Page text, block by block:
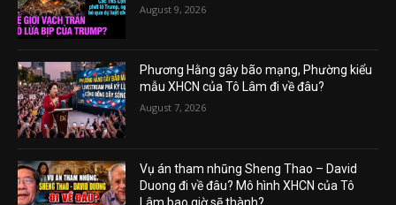
August 9, 2026
Phương Hằng gây bão mạng, Phường kiểu
mẫu XHCN của Tô Lâm đi về đâu?
August 7, 2026
Vụ án tham nhũng Sheng Thao – David
Duong đi về đâu? Mô hình XHCN của Tô